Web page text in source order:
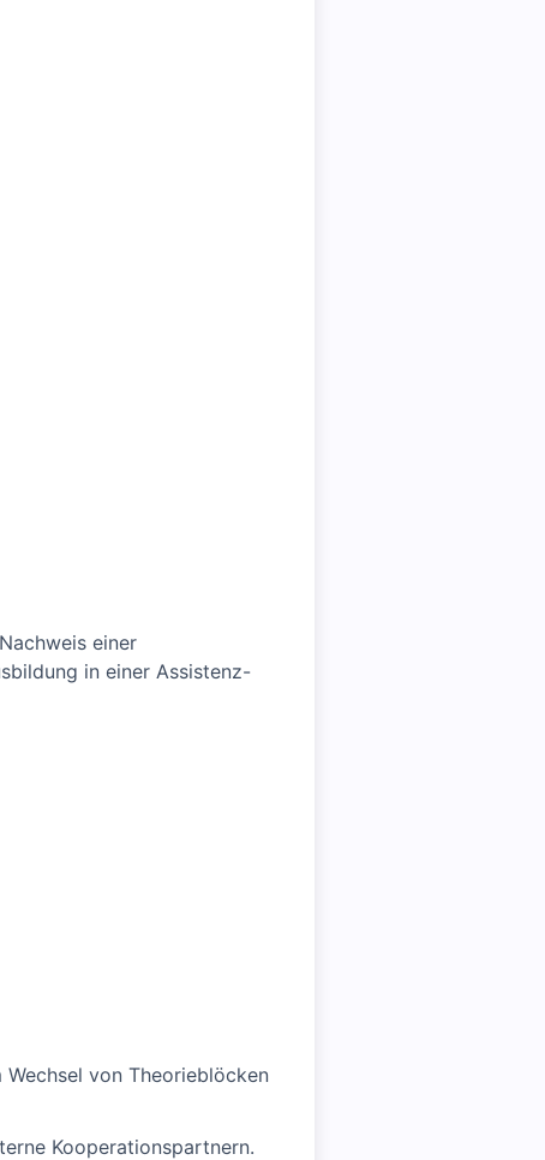
einer
in einer Assistenz-
von Theorieblöcken
Kooperationspartnern.